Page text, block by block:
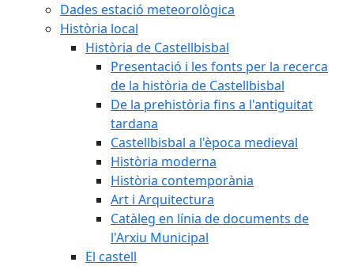
Dades estació meteorològica
Història local
Història de Castellbisbal
Presentació i les fonts per la recerca
de la història de Castellbisbal
De la prehistòria fins a l'antiguitat
tardana
Castellbisbal a l'època medieval
Història moderna
Història contemporània
Art i Arquitectura
Catàleg en línia de documents de
l'Arxiu Municipal
El castell